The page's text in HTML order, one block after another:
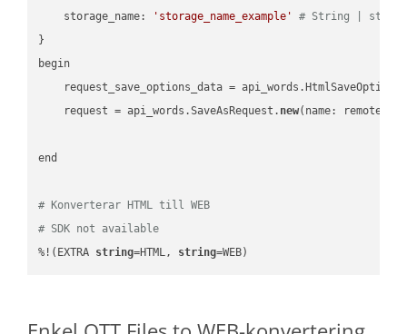
    storage_name:
'storage_name_example'
# String |
}
begin
request_save_options_data =
    request = api_words.SaveAsRequest.
new(name:
end
# Konverterar HTML till WEB
# SDK not available
%!(EXTRA string=HTML, string=WEB)